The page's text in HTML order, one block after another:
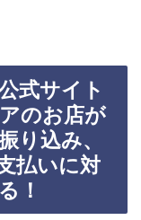
式サイト
のお店が
り込み、
払いに対
！